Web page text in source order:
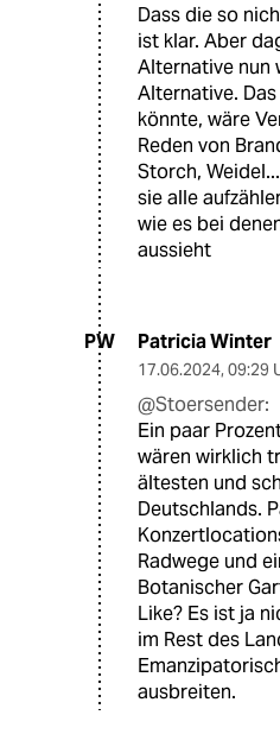
Dass die so
ist klar. Aber
Alternative nun
Alternative.
könnte, wäre
Reden von
Storch,
sie alle
wie es bei
aussieht
PW Patricia Winter
17.06.2024, 09:29
@Stoersender:
Ein paar
wären wirklich
ältesten und
Deutschlands.
Radwege und
Botanischer
Like? Es ist ja
im Rest des
ausbreiten.